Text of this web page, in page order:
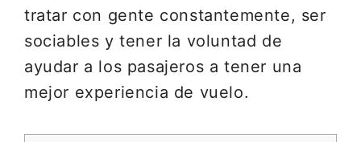
tratar con gente constantemente, ser
sociables y tener la voluntad de
ayudar a los pasajeros a tener una
mejor experiencia de vuelo.